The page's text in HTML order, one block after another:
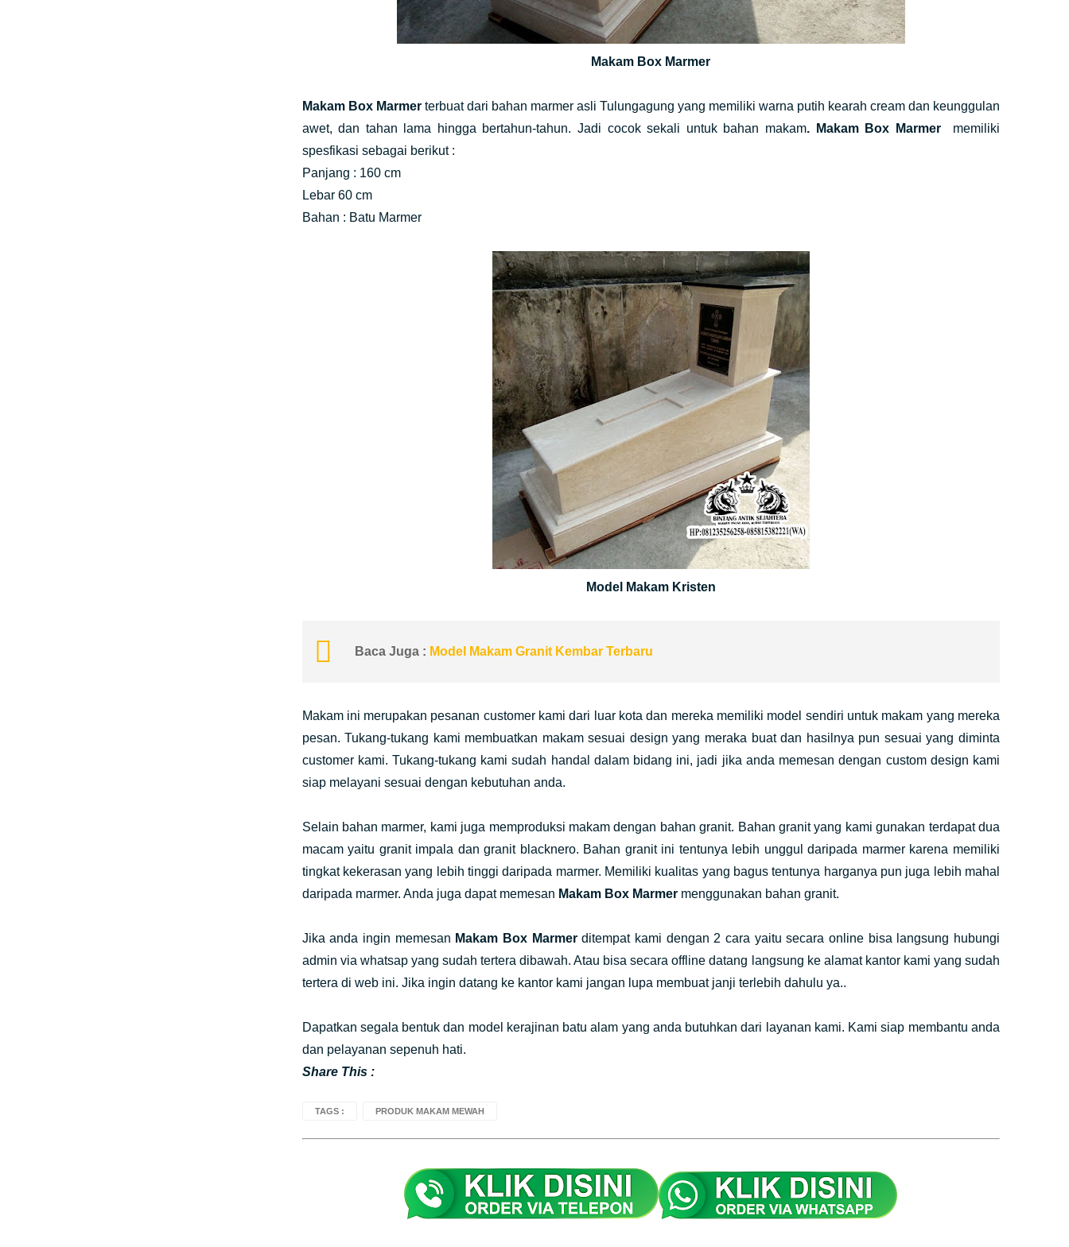
Makam Box Marmer
Makam Box Marmer terbuat dari bahan marmer asli Tulungagung yang memiliki warna putih kearah cream dan keunggulan
awet, dan tahan lama hingga bertahun-tahun. Jadi cocok sekali untuk bahan makam. Makam Box Marmer
memiliki
spesfikasi sebagai berikut :
Panjang : 160 cm
Lebar 60 cm
Bahan : Batu Marmer
Model Makam Kristen
Baca Juga : Model Makam Granit Kembar Terbaru
Makam ini merupakan pesanan customer kami dari luar kota dan mereka memiliki model sendiri untuk makam yang mereka
pesan. Tukang-tukang kami membuatkan makam sesuai design yang meraka buat dan hasilnya pun sesuai yang diminta
customer kami. Tukang-tukang kami sudah handal dalam bidang ini, jadi jika anda memesan dengan custom design kami
siap melayani sesuai dengan kebutuhan anda.
Selain bahan marmer, kami juga memproduksi makam dengan bahan granit. Bahan granit yang kami gunakan terdapat dua
macam yaitu granit impala dan granit blacknero. Bahan granit ini tentunya lebih unggul daripada marmer karena memiliki
tingkat kekerasan yang lebih tinggi daripada marmer. Memiliki kualitas yang bagus tentunya harganya pun juga lebih mahal
daripada marmer. Anda juga dapat memesan Makam Box Marmermenggunakan bahan granit.
Jika anda ingin memesan Makam Box Marmerditempat kami dengan 2 cara yaitu secara online bisa langsung hubungi
admin via whatsap yang sudah tertera dibawah. Atau bisa secara offline datang langsung ke alamat kantor kami yang sudah
tertera di web ini. Jika ingin datang ke kantor kami jangan lupa membuat janji terlebih dahulu ya..
Dapatkan segala bentuk dan model kerajinan batu alam yang anda butuhkan dari layanan kami. Kami siap membantu anda
dan pelayanan sepenuh hati.
Share This :
TAGS : PRODUK MAKAM MEWAH